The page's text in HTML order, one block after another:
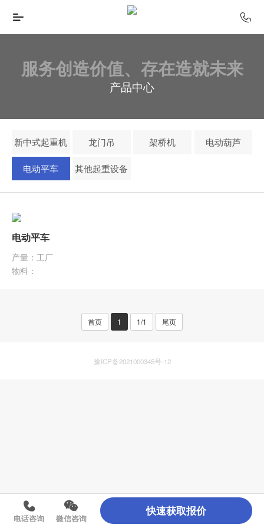
服务创造价值、存在造就未来
产品中心
新中式起重机 龙门吊 架桥机 电动葫芦
电动平车 其他起重设备
电动平车
产量：工厂
物料：
首页 1 1/1 尾页
豫ICP备2021000345号-12
电话咨询 微信咨询
快速获取报价